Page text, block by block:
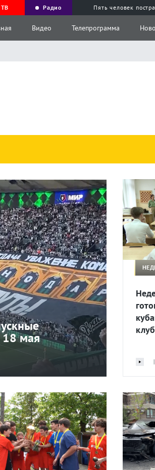
ТВ Радио Пять человек
Видео Телепрограмма
18 мая